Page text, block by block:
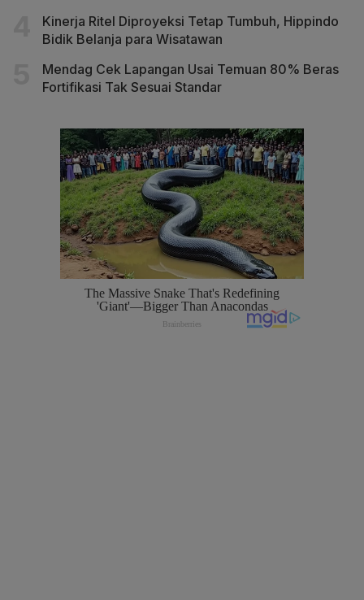
Kinerja Ritel Diproyeksi Tetap Tumbuh, Hippindo
Bidik Belanja para Wisatawan
Mendag Cek Lapangan Usai Temuan 80% Beras
Fortifikasi Tak Sesuai Standar